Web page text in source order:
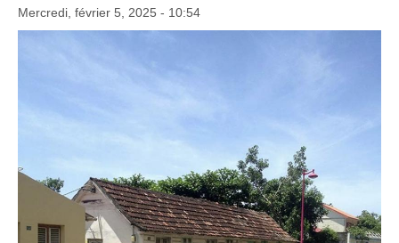
Mercredi, février 5, 2025 - 10:54